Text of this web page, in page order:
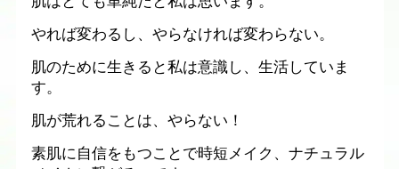
やれば変わるし、やらなければ変わらない。
肌のために生きると私は意識し、生活していま
す。
肌が荒れることは、やらない！
素肌に自信をもつことで時短メイク、ナチュラル